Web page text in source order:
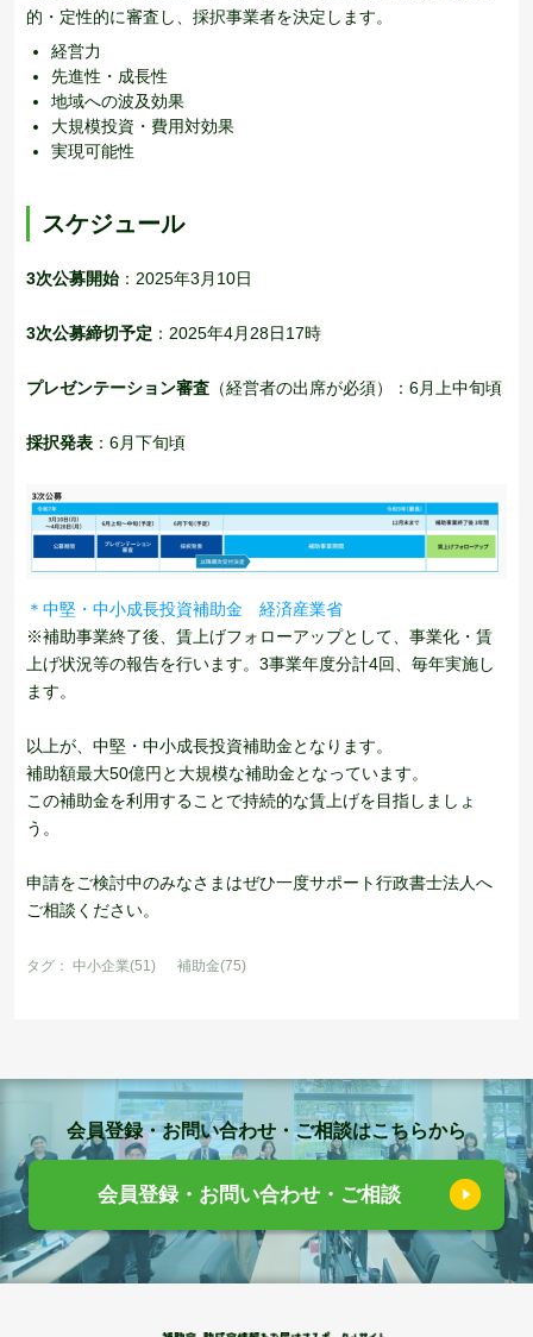
的・定性的に審査し、採択事業者を決定します。
経営力
先進性・成長性
地域への波及効果
大規模投資・費用対効果
実現可能性
スケジュール
3次公募開始：2025年3月10日
3次公募締切予定 ：2025年4月28日17時
プレゼンテーション審査 （経営者の出席が必須）：6月上中旬頃
採択発表 ：6月下旬頃
＊中堅・中小成長投資補助金 経済産業省
※補助事業終了後、賃上げフォローアップとして、事業化・賃
上げ状況等の報告を行います。3事業年度分計4回、毎年実施し
ます。
以上が、中堅・中小成長投資補助金となります。
補助額最大50億円と大規模な補助金となっています。
この補助金を利用することで持続的な賃上げを目指しましょ
う。
申請をご検討中のみなさまはぜひ一度サポート行政書士法人へ
ご相談ください。
タグ： 中小企業(51) 補助金(75)
会員登録・お問い合わせ・ご相談はこちらから
会員登録・お問い合わせ・ご相談